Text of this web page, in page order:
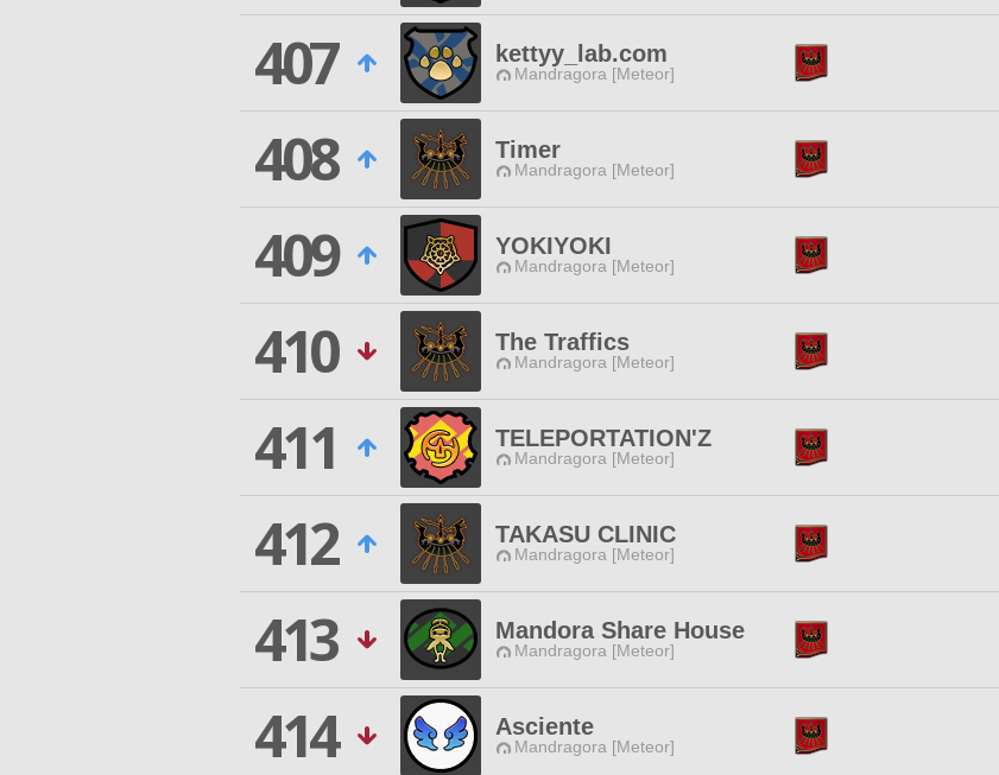
407
kettyy_lab.com
Mandragora [Meteor]
408
Timer
Mandragora [Meteor]
409
YOKIYOKI
Mandragora [Meteor]
410
The Traffics
Mandragora [Meteor]
411
TELEPORTATION'Z
Mandragora [Meteor]
412
TAKASU CLINIC
Mandragora [Meteor]
413
Mandora Share House
Mandragora [Meteor]
414
Asciente
Mandragora [Meteor]